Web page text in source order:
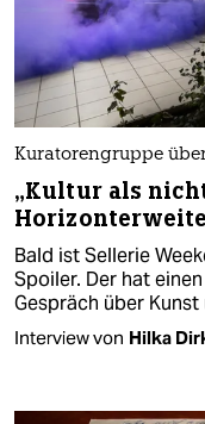
Kuratorengruppe
„Kultur als
Bald ist Sellerie
Spoiler. Der hat
Gespräch über
Interview von Hilka